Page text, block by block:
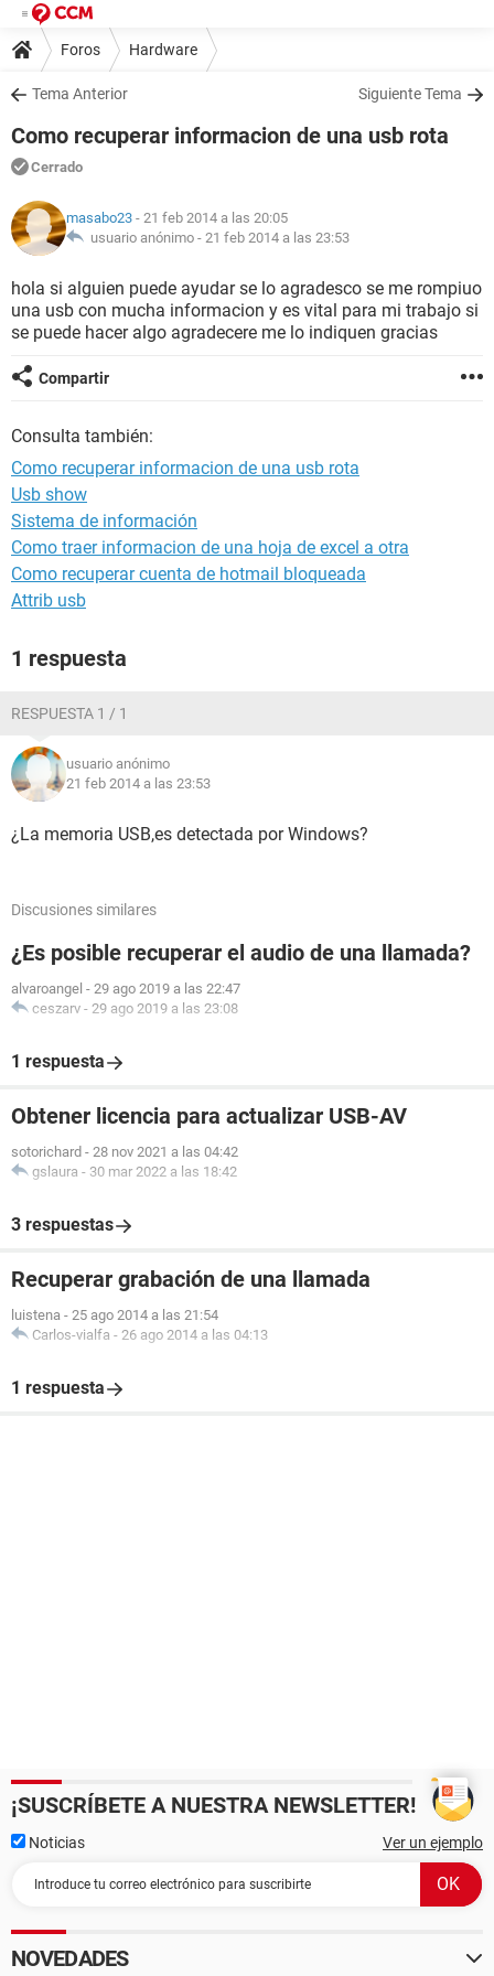
Foros Hardware
Tema Anterior Siguiente Tema
Como recuperar informacion de una usb rota
Cerrado
masabo23 - 21 feb 2014 a las 20:05
usuario anónimo - 21 feb 2014 a las 23:53
hola si alguien puede ayudar se lo agradesco se me rompiuo
una usb con mucha informacion y es vital para mi trabajo si
se puede hacer algo agradecere me lo indiquen gracias
Compartir
Consulta también:
Como recuperar informacion de una usb rota
Usb show
Sistema de información
Como traer informacion de una hoja de excel a otra
Como recuperar cuenta de hotmail bloqueada
Attrib usb
1 respuesta
RESPUESTA 1 / 1
usuario anónimo
21 feb 2014 a las 23:53
¿La memoria USB,es detectada por Windows?
Discusiones similares
¿Es posible recuperar el audio de una llamada?
alvaroangel - 29 ago 2019 a las 22:47
ceszarv - 29 ago 2019 a las 23:08
1 respuesta
Obtener licencia para actualizar USB-AV
sotorichard - 28 nov 2021 a las 04:42
gslaura - 30 mar 2022 a las 18:42
3 respuestas
Recuperar grabación de una llamada
luistena - 25 ago 2014 a las 21:54
Carlos-vialfa - 26 ago 2014 a las 04:13
1 respuesta
¡SUSCRÍBETE A NUESTRA NEWSLETTER!
Noticias Ver un ejemplo
NOVEDADES